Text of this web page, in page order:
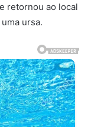
retornou ao local
ursa.